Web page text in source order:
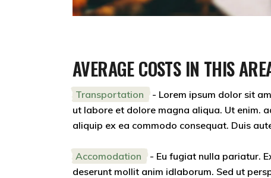
AVERAGE COSTS IN THIS
Transportation - Lorem ipsum dolor sit
ut labore et dolore magna aliqua. Ut enim.
aliquip ex ea commodo consequat. Duis
Accomodation - Eu fugiat nulla pariatur.
deserunt mollit anim idlaborum. Sed ut